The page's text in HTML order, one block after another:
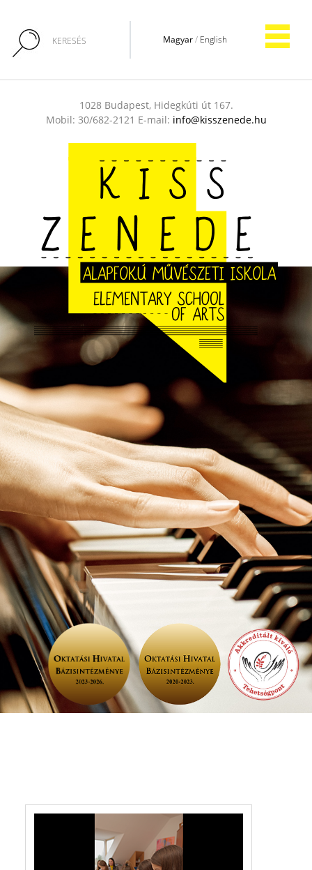
Magyar/ English
1028 Budapest, Hidegkúti út 167.
Mobil: 30/682-2121 E-mail: info@kisszenede.hu